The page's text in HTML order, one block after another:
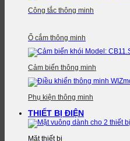
Công tắc thông minh
Ổ cắm thông minh
Cảm biến thông minh
Phụ kiện thông minh
THIẾT BỊ ĐIỆN
Mặt thiết bị